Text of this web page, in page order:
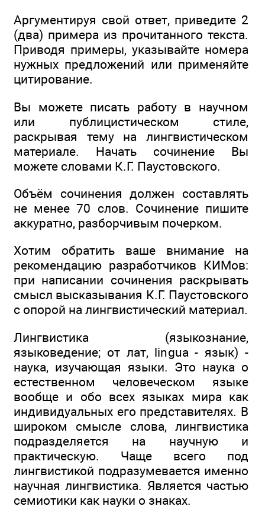
Аргументируя свой ответ, приведите 2
(два) примера из прочитанного текста.
Приводя примеры, указывайте номера
нужных предложений или применяйте
цитирование.
Вы можете писать работу в научном
или публицистическом стиле,
раскрывая тему на лингвистическом
материале. Начать сочинение Вы
можете словами К.Г. Паустовского.
Объём сочинения должен составлять
не менее 70 слов. Сочинение пишите
аккуратно, разборчивым почерком.
Хотим обратить ваше внимание на
рекомендацию разработчиков КИМов:
при написании сочинения раскрывать
смысл высказывания К.Г. Паустовского
с опорой на лингвистический материал.
Лингвистика (языкознание,
языковедение; от лат, lingua - язык) -
наука, изучающая языки. Это наука о
естественном человеческом языке
вообще и обо всех языках мира как
индивидуальных его представителях. В
широком смысле слова, лингвистика
подразделяется на научную и
практическую. Чаще всего под
лингвистикой подразумевается именно
научная лингвистика. Является частью
семиотики как науки о знаках.